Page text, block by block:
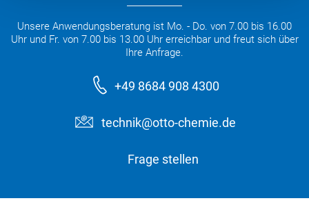
Unsere Anwendungsberatung ist Mo. - Do. von 7.00 bis 16.00
Uhr und Fr. von 7.00 bis 13.00 Uhr erreichbar und freut sich über
Ihre Anfrage.
+49 8684 908 4300
technik@otto-chemie.de
Frage stellen